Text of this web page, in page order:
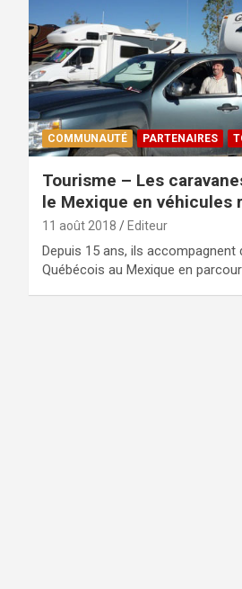
COMMUNAUTÉ PARTENAIRES
Tourisme – Les
le Mexique en véhicules
11 août 2018 Editeur
Depuis 15 ans, ils accompagnent
Québécois au Mexique en